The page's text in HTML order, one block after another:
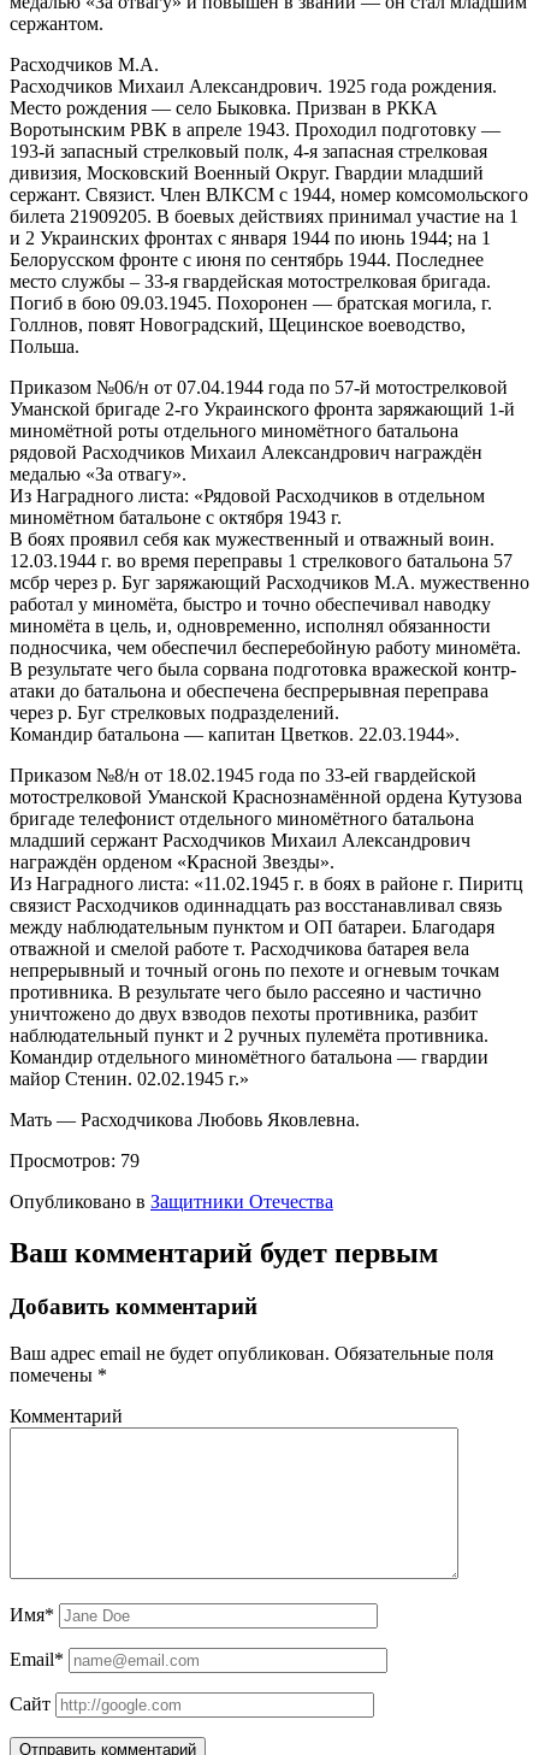
сержантом.
Расходчиков М.А.
Расходчиков Михаил Александрович. 1925 года рождения.
Место рождения — село Быковка. Призван в РККА
Воротынским РВК в апреле 1943. Проходил подготовку —
193-й запасный стрелковый полк, 4-я запасная стрелковая
дивизия, Московский Военный Округ. Гвардии младший
сержант. Связист. Член ВЛКСМ с 1944, номер комсомольского
билета 21909205. В боевых действиях принимал участие на 1
и 2 Украинских фронтах с января 1944 по июнь 1944; на 1
Белорусском фронте с июня по сентябрь 1944. Последнее
место службы – 33-я гвардейская мотострелковая бригада.
Погиб в бою 09.03.1945. Похоронен — братская могила, г.
Голлнов, повят Новоградский, Щецинское воеводство,
Польша.
Приказом №06/н от 07.04.1944 года по 57-й мотострелковой
Уманской бригаде 2-го Украинского фронта заряжающий 1-й
миномётной роты отдельного миномётного батальона
рядовой Расходчиков Михаил Александрович награждён
медалью «За отвагу».
Из Наградного листа: «Рядовой Расходчиков в отдельном
миномётном батальоне с октября 1943 г.
В боях проявил себя как мужественный и отважный воин.
12.03.1944 г. во время переправы 1 стрелкового батальона 57
мсбр через р. Буг заряжающий Расходчиков М.А. мужественно
работал у миномёта, быстро и точно обеспечивал наводку
миномёта в цель, и, одновременно, исполнял обязанности
подносчика, чем обеспечил бесперебойную работу миномёта.
В результате чего была сорвана подготовка вражеской контр-
атаки до батальона и обеспечена беспрерывная переправа
через р. Буг стрелковых подразделений.
Командир батальона — капитан Цветков. 22.03.1944».
Приказом №8/н от 18.02.1945 года по 33-ей гвардейской
мотострелковой Уманской Краснознамённой ордена Кутузова
бригаде телефонист отдельного миномётного батальона
младший сержант Расходчиков Михаил Александрович
награждён орденом «Красной Звезды».
Из Наградного листа: «11.02.1945 г. в боях в районе г. Пиритц
связист Расходчиков одиннадцать раз восстанавливал связь
между наблюдательным пунктом и ОП батареи. Благодаря
отважной и смелой работе т. Расходчикова батарея вела
непрерывный и точный огонь по пехоте и огневым точкам
противника. В результате чего было рассеяно и частично
уничтожено до двух взводов пехоты противника, разбит
наблюдательный пункт и 2 ручных пулемёта противника.
Командир отдельного миномётного батальона — гвардии
майор Стенин. 02.02.1945 г.»
Мать — Расходчикова Любовь Яковлевна.
Просмотров: 79
Опубликовано в Защитники Отечества
Ваш комментарий будет первым
Добавить комментарий
Ваш адрес email не будет опубликован. Обязательные поля
помечены *
Комментарий
Имя*
Email*
Сайт